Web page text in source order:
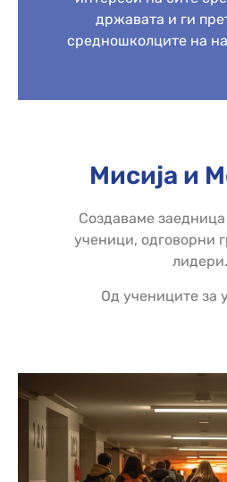
државата и ги
средношколците на
Мисија и
Создаваме
ученици, одговорни
лидери.
Од учениците за